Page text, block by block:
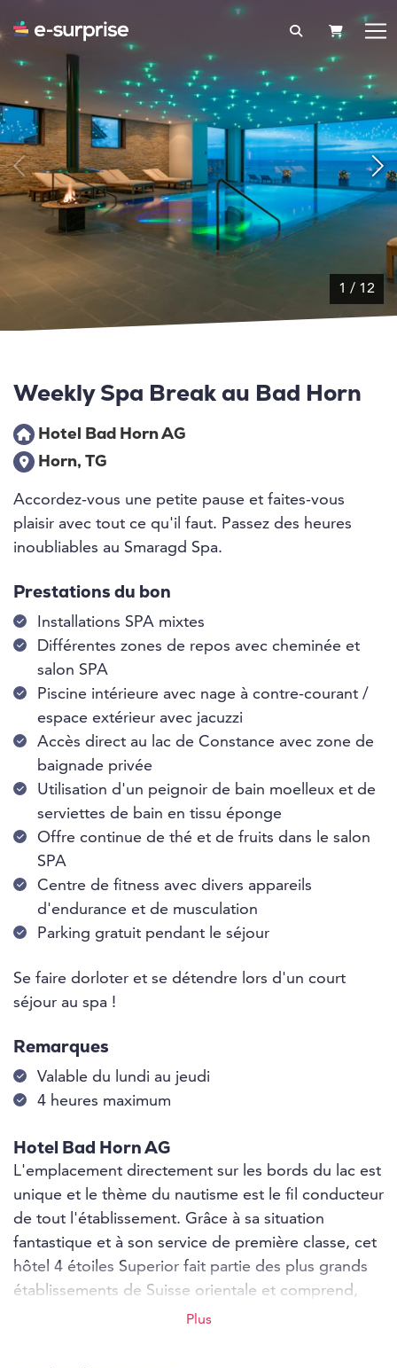
PANIER
1 / 12
Weekly Spa Break au Bad Horn
Hotel Bad Horn AG
Horn, TG
Accordez-vous une petite pause et faites-vous
plaisir avec tout ce qu'il faut. Passez des heures
inoubliables au Smaragd Spa.
Prestations du bon
Installations SPA mixtes
Différentes zones de repos avec cheminée et
salon SPA
Piscine intérieure avec nage à contre-courant /
espace extérieur avec jacuzzi
Accès direct au lac de Constance avec zone de
baignade privée
Utilisation d'un peignoir de bain moelleux et de
serviettes de bain en tissu éponge
Offre continue de thé et de fruits dans le salon
SPA
Centre de fitness avec divers appareils
d'endurance et de musculation
Parking gratuit pendant le séjour
Se faire dorloter et se détendre lors d'un court
séjour au spa !
Remarques
Valable du lundi au jeudi
4 heures maximum
Hotel Bad Horn AG
L'emplacement directement sur les bords du lac est
unique et le thème du nautisme est le fil conducteur
de tout l'établissement. Grâce à sa situation
fantastique et à son service de première classe, cet
hôtel 4 étoiles Superior fait partie des plus grands
établissements de Suisse orientale et comprend,
outre 71 chambres, 2 restaurants, une terrasse sur
Plus